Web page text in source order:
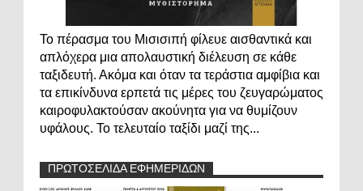
Το πέρασμα του Μισισιπή φίλευε αισθαντικά και
απλόχερα μια απολαυστική διέλευση σε κάθε
ταξιδευτή. Ακόμα και όταν τα τεράστια αμφίβια και
τα επικίνδυνα ερπετά τις μέρες του ζευγαρώματος
καιροφυλακτούσαν ακούνητα για να θυμίζουν
υφάλους. Το τελευταίο ταξίδι μαζί της...
ΠΡΩΤΟΣΕΛΙΔΑ ΕΦΗΜΕΡΙΔΩΝ